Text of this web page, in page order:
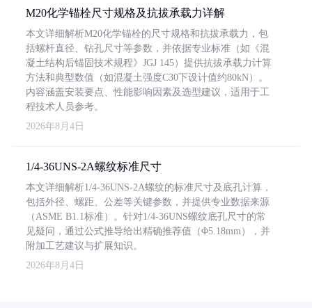
M20化学锚栓尺寸规格及抗拔承载力详解
本文详细解析M20化学锚栓的尺寸规格和抗拔承载力，包
括螺杆直径、钻孔尺寸等参数，并依据专业标准（如《混
凝土结构后锚固技术规程》JGJ 145）提供抗拔承载力计算
方法和典型数值（如混凝土强度C30下设计值约80kN）。
内容涵盖安装要点、性能影响因素及选型建议，适用于工
程技术人员参考。
2026年8月4日
1/4-36UNS-2A螺纹标准尺寸
本文详细解析1/4-36UNS-2A螺纹的标准尺寸及底孔计算，
包括外径、螺距、公差等关键参数，并提供专业数据来源
（ASME B1.1标准）。针对1/4-36UNS螺纹底孔尺寸的常
见疑问，通过公式推导给出精确推荐值（Φ5.18mm），并
附加工艺建议与扩展知识。
2026年8月4日